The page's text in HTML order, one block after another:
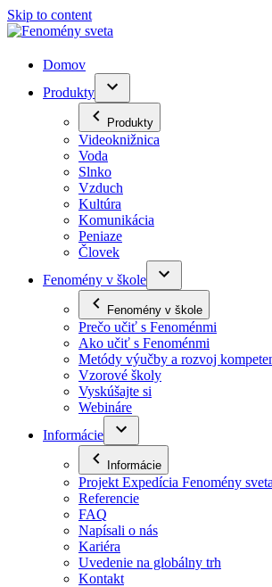
Skip to content
Domov
Produkty
Produkty
Videoknižnica
Voda
Slnko
Vzduch
Kultúra
Komunikácia
Peniaze
Človek
Fenomény v škole
Fenomény v škole
Prečo učiť s Fenoménmi
Ako učiť s Fenoménmi
Metódy výučby a rozvoj
Vzorové školy
Vyskúšajte si
Webináre
Informácie
Informácie
Projekt Expedícia Fenomény sveta
Referencie
FAQ
Napísali o nás
Kariéra
Uvedenie na globálny trh
Kontakt